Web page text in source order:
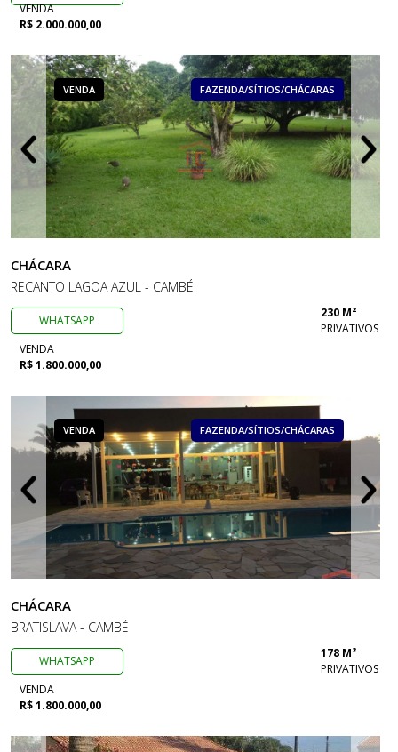
VENDA
R$ 2.000.000,00
VENDA FAZENDA/SÍTIOS/CHÁCARAS
CHÁCARA
RECANTO LAGOA AZUL - CAMBÉ
WHATSAPP
230 M²
PRIVATIVOS
VENDA
R$ 1.800.000,00
VENDA FAZENDA/SÍTIOS/CHÁCARAS
CHÁCARA
BRATISLAVA - CAMBÉ
WHATSAPP
178 M²
PRIVATIVOS
VENDA
R$ 1.800.000,00